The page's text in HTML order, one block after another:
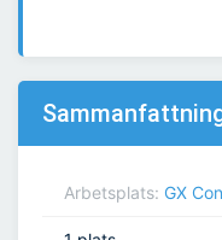
Arbetsplats: GX